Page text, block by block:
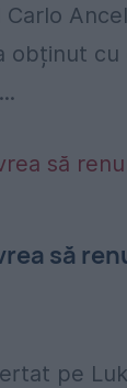
obținut cu
să
pe